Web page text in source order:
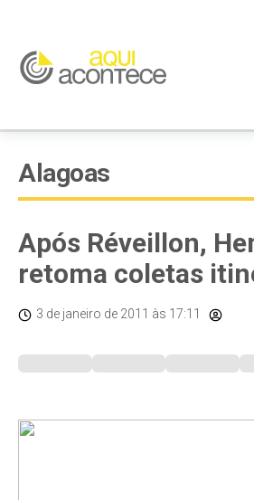
Alagoas
Após Réveillon,
retoma coletas
3 de janeiro de 2011 às 17:11